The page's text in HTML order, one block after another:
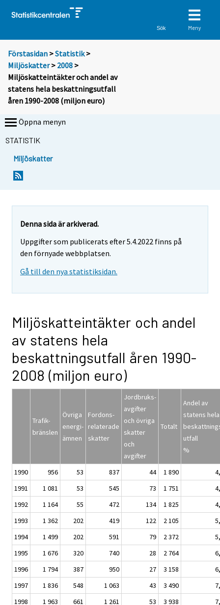
Sök Meny
Förstasidan >Statistik >
Miljöskatter> 2008 >
Miljöskatteintäkter och andel av
statens hela beskattningsutfall
åren 1990-2008 (miljon euro)
Öppna menyn
STATISTIK
Miljöskatter
Denna sida är arkiverad.
Uppgifter som publicerats efter 5.4.2022 finns på
den förnyade webbplatsen.
Gå till den nya statistiksidan.
Miljöskatteintäkter och andel
av statens hela
beskattningsutfall åren 1990-
2008 (miljon euro)
Trafik-
bränslen
Övriga
energi-
ämnen
Fordons-
relaterade
skatter
Jordbruks-
avgifter
och övriga
skatter
och
avgifter
Totalt
Andel av
statens hela
utfall
%
1990 956 53 837 44 1 890
1991
1 081 53 545 73 1 751
1992
1 164 55 472 134 1 825
1993
1 362 202 419 122 2 105
1994
1 499 202 591 79 2 372
1995
1 676 320 740 28 2 764
1996
1 794 387 950 27 3 158
1997
1 836 548 1 063 43 3 490
1998
1 963 661 1 261 53 3 938